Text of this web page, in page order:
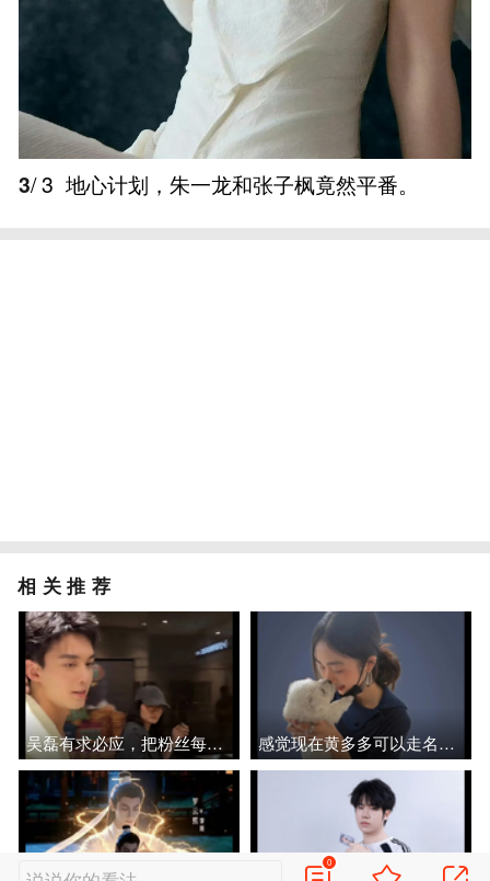
3/ 3 地心计划，朱一龙和张子枫竟然平番。 ​
相关推荐
吴磊有求必应，把粉丝每句话都放在心上 感觉现在黄多多可以走名媛人设路线了，不用着急进圈了
0